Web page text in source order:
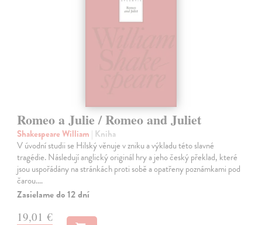
Romeo a Julie / Romeo and Juliet
Shakespeare William | Kniha
V úvodní studii se Hilský věnuje v zniku a výkladu této slavné
tragédie. Následují anglický originál hry a jeho český překlad, které
jsou uspořádány na stránkách proti sobě a opatřeny poznámkami pod
čarou.…
Zasielame do 12 dní
19,01 €